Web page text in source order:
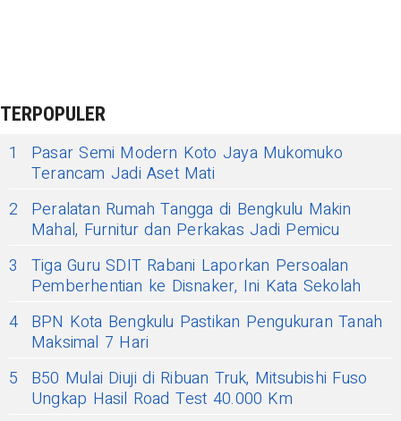
TERPOPULER
1
Pasar Semi Modern Koto Jaya Mukomuko
Terancam Jadi Aset Mati
2
Peralatan Rumah Tangga di Bengkulu Makin
Mahal, Furnitur dan Perkakas Jadi Pemicu
3
Tiga Guru SDIT Rabani Laporkan Persoalan
Pemberhentian ke Disnaker, Ini Kata Sekolah
4 BPN Kota Bengkulu Pastikan Pengukuran Tanah
Maksimal 7 Hari
5
B50 Mulai Diuji di Ribuan Truk, Mitsubishi Fuso
Ungkap Hasil Road Test 40.000 Km